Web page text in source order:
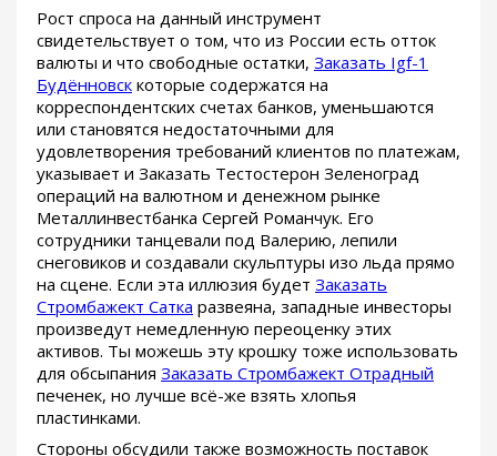
Рост спроса на данный инструмент
свидетельствует о том, что из России есть отток
валюты и что свободные остатки, Заказать Igf-1
Будённовск которые содержатся на
корреспондентских счетах банков, уменьшаются
или становятся недостаточными для
удовлетворения требований клиентов по платежам,
указывает и Заказать Тестостерон Зеленоград
операций на валютном и денежном рынке
Металлинвестбанка Сергей Романчук. Его
сотрудники танцевали под Валерию, лепили
снеговиков и создавали скульптуры изо льда прямо
на сцене. Если эта иллюзия будет Заказать
Стромбажект Сатка развеяна, западные инвесторы
произведут немедленную переоценку этих
активов. Ты можешь эту крошку тоже использовать
для обсыпания Заказать Стромбажект Отрадный
печенек, но лучше всё-же взять хлопья
пластинками.
Стороны обсудили также возможность поставок